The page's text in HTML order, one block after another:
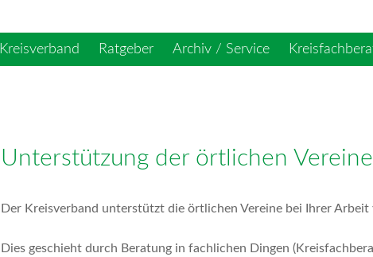
Kreisverband Ratgeber Archiv / Service
Unterstützung der örtlichen Vereine
Der Kreisverband unterstützt die örtlichen Vereine bei Ihrer
Dies geschieht durch Beratung in fachlichen Dingen